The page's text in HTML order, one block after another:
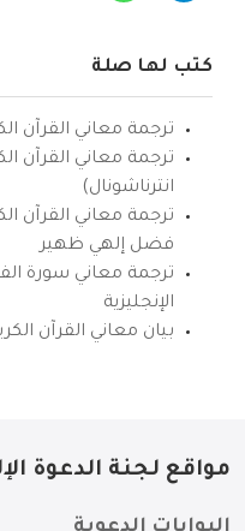
كتب لها صلة
ترجمة معاني القرآن
ترجمة معاني القرآن
انترناشونال)
ترجمة معاني القرآن
فضل إلهي ظهير
ترجمة معاني سورة
الإنجليزية
بيان معاني القرآن
مواقع لجنة الدعوة